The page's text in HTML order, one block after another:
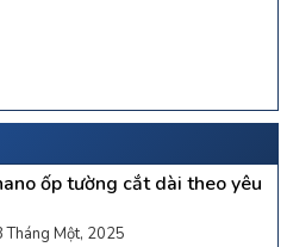
ốp tường cắt dài theo yêu
Tháng Một, 2025